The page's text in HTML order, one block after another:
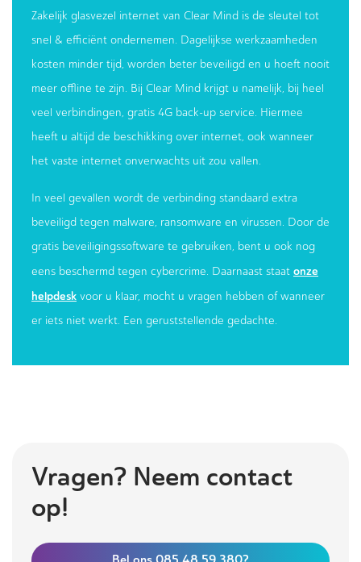
Zakelijk glasvezel internet van Clear Mind is de sleutel tot
snel & efficiënt ondernemen. Dagelijkse werkzaamheden
kosten minder tijd, worden beter beveiligd en u hoeft nooit
meer offline te zijn. Bij Clear Mind krijgt u namelijk, bij heel
veel verbindingen, gratis 4G back-up service. Hiermee
heeft u altijd de beschikking over internet, ook wanneer
het vaste internet onverwachts uit zou vallen.
In veel gevallen wordt de verbinding standaard extra
beveiligd tegen malware, ransomware en virussen. Door de
gratis beveiligingssoftware te gebruiken, bent u ook nog
eens beschermd tegen cybercrime. Daarnaast staat onze
helpdesk voor u klaar, mocht u vragen hebben of wanneer
er iets niet werkt. Een geruststellende gedachte.
Vragen? Neem contact
op!